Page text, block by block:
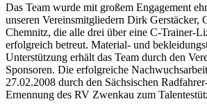
Das Team wurde mit großem Engagement
unseren Vereinsmitgliedern Dirk Gerstäcker,
Chemnitz, die alle drei über eine C-Trainer-
erfolgreich betreut. Material- und
Unterstützung erhält das Team durch den
Sponsoren. Die erfolgreiche
27.02.2008 durch den Sächsischen
Ernennung des RV Zwenkau zum